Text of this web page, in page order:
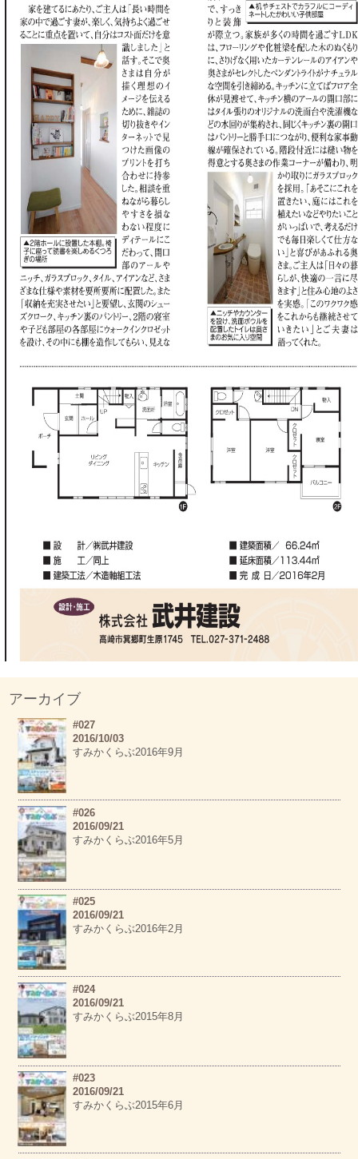
アーカイブ
#027
2016/10/03
すみかくらぶ2016年9月
#026
2016/09/21
すみかくらぶ2016年5月
#025
2016/09/21
すみかくらぶ2016年2月
#024
2016/09/21
すみかくらぶ2015年8月
#023
2016/09/21
すみかくらぶ2015年6月